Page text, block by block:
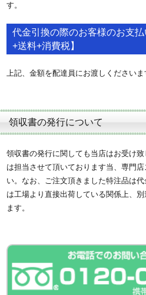
す。
代金引換の際のお客様のお支
+送料+消費税】
上記、金額を配達員にお渡しくださいま
領収書の発行について
領収書の発行に関しても当店はお受け
は担当させて頂いております当、専門
い。なお、ご注文頂きました特注品は
は工場より直接出荷している関係上、
ます。